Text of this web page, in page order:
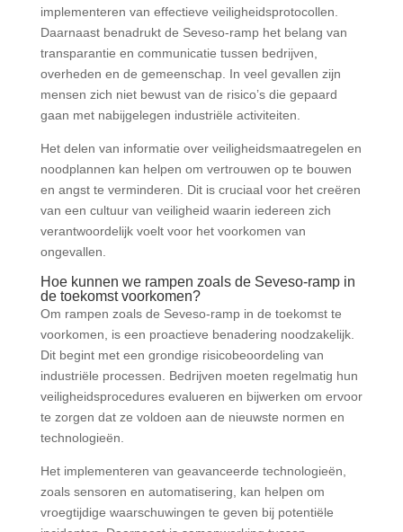
implementeren van effectieve veiligheidsprotocollen.
Daarnaast benadrukt de Seveso-ramp het belang van
transparantie en communicatie tussen bedrijven,
overheden en de gemeenschap. In veel gevallen zijn
mensen zich niet bewust van de risico’s die gepaard
gaan met nabijgelegen industriële activiteiten.
Het delen van informatie over veiligheidsmaatregelen en
noodplannen kan helpen om vertrouwen op te bouwen
en angst te verminderen. Dit is cruciaal voor het creëren
van een cultuur van veiligheid waarin iedereen zich
verantwoordelijk voelt voor het voorkomen van
ongevallen.
Hoe kunnen we rampen zoals de Seveso-ramp in
de toekomst voorkomen?
Om rampen zoals de Seveso-ramp in de toekomst te
voorkomen, is een proactieve benadering noodzakelijk.
Dit begint met een grondige risicobeoordeling van
industriële processen. Bedrijven moeten regelmatig hun
veiligheidsprocedures evalueren en bijwerken om ervoor
te zorgen dat ze voldoen aan de nieuwste normen en
technologieën.
Het implementeren van geavanceerde technologieën,
zoals sensoren en automatisering, kan helpen om
vroegtijdige waarschuwingen te geven bij potentiële